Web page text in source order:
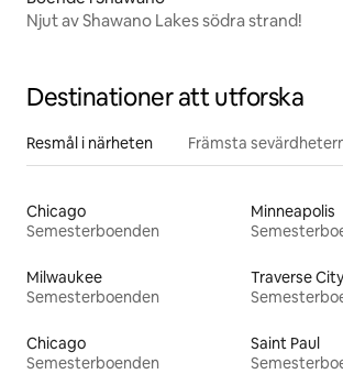
Njut av Shawano Lakes södra strand!
Destinationer att utforska
Resmål i närheten Främsta
Chicago
Semesterboenden
Minneapolis
Milwaukee
Semesterboenden
Traverse City
Chicago
Semesterboenden
Saint Paul